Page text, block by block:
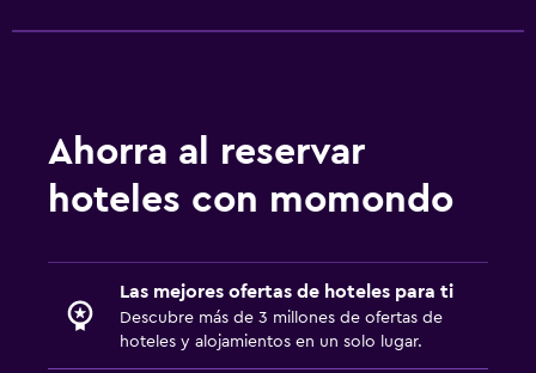
Ahorra al reservar
hoteles con momondo
Las mejores ofertas de hoteles para ti
Descubre más de 3 millones de ofertas de
hoteles y alojamientos en un solo lugar.